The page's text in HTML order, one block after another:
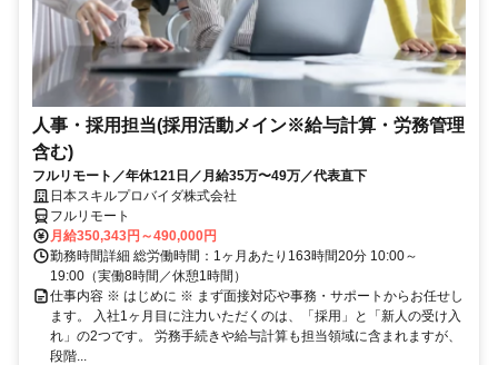
人事・採用担当(採用活動メイン※給与計算・労務管理
含む)
フルリモート／年休121日／月給35万〜49万／代表直下
日本スキルプロバイダ株式会社
フルリモート
月給350,343円～490,000円
勤務時間詳細 総労働時間：1ヶ月あたり163時間20分 10:00～
19:00（実働8時間／休憩1時間）
仕事内容 ※ はじめに ※ まず面接対応や事務・サポートからお任せし
ます。 入社1ヶ月目に注力いただくのは、「採用」と「新人の受け入
れ」の2つです。 労務手続きや給与計算も担当領域に含まれますが、
段階...